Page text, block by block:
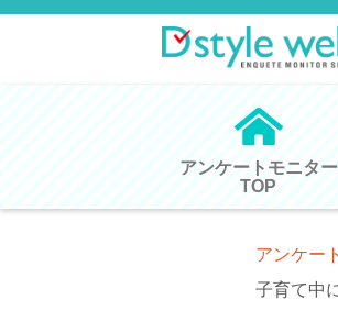
アンケートモニター
TOP
アンケー
子育て中